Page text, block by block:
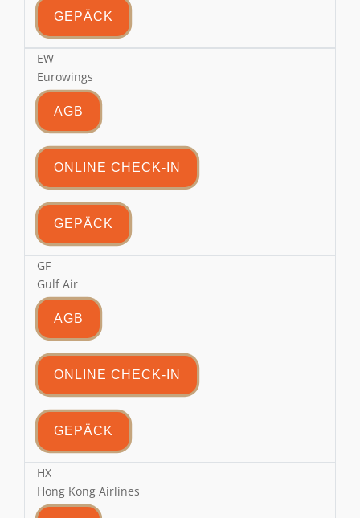
GEPÄCK
EW
Eurowings
AGB
ONLINE CHECK-IN
GEPÄCK
GF
Gulf Air
AGB
ONLINE CHECK-IN
GEPÄCK
HX
Hong Kong Airlines